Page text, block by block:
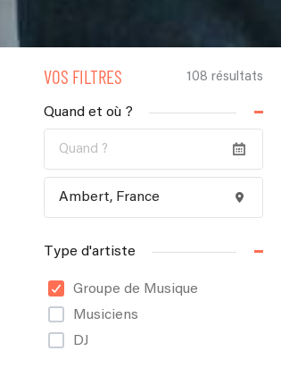
VOS FILTRES 108 résultats
Quand et où ?
Type d'artiste
Groupe de Musique
Musiciens
DJ